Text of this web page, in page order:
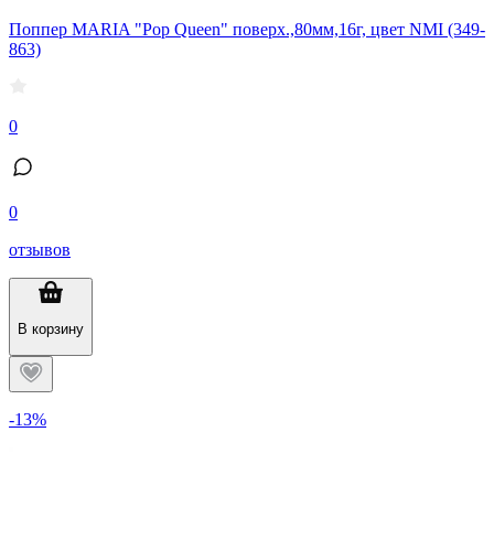
Поппер MARIA "Pop Queen" поверх.,80мм,16г, цвет NMI (349-
863)
0
0
отзывов
В корзину
-13%